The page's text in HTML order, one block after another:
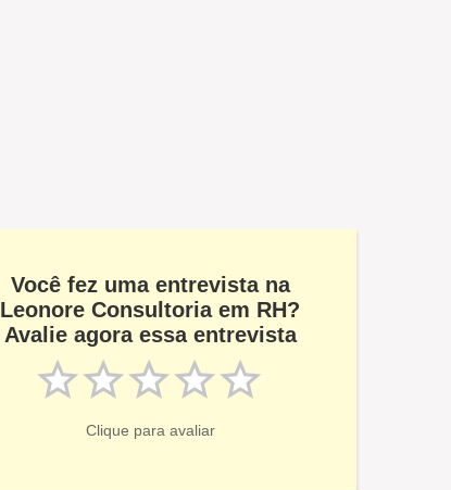
Você fez uma entrevista na
Leonore Consultoria em RH?
Avalie agora essa entrevista
Clique para avaliar